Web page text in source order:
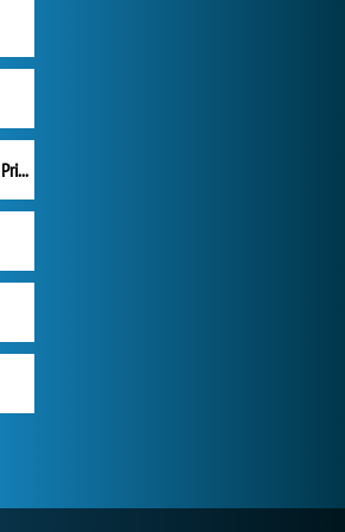
My Kingdom for the Princess Plná verze